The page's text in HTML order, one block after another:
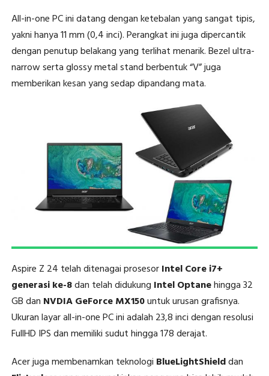
All-in-one PC ini datang dengan ketebalan yang sangat tipis,
yakni hanya 11 mm (0,4 inci). Perangkat ini juga dipercantik
dengan penutup belakang yang terlihat menarik. Bezel ultra-
narrow serta glossy metal stand berbentuk “V” juga
memberikan kesan yang sedap dipandang mata.
Aspire Z 24 telah ditenagai prosesorIntel Core i7+
generasi ke-8dan telah didukung Intel Optanehingga 32
GB dan NVDIA GeForce MX150untuk urusan grafisnya.
Ukuran layar all-in-one PC ini adalah 23,8 inci dengan resolusi
FullHD IPS dan memiliki sudut hingga 178 derajat.
Acer juga membenamkan teknologi BlueLightShielddan